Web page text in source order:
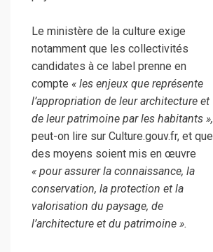
Le ministère de la culture exige
notamment que les collectivités
candidates à ce label prenne en
compte « les enjeux que représente
l’appropriation de leur architecture et
de leur patrimoine par les habitants »,
peut-on lire sur Culture.gouv.fr, et que
des moyens soient mis en œuvre
« pour assurer la connaissance, la
conservation, la protection et la
valorisation du paysage, de
l’architecture et du patrimoine ».